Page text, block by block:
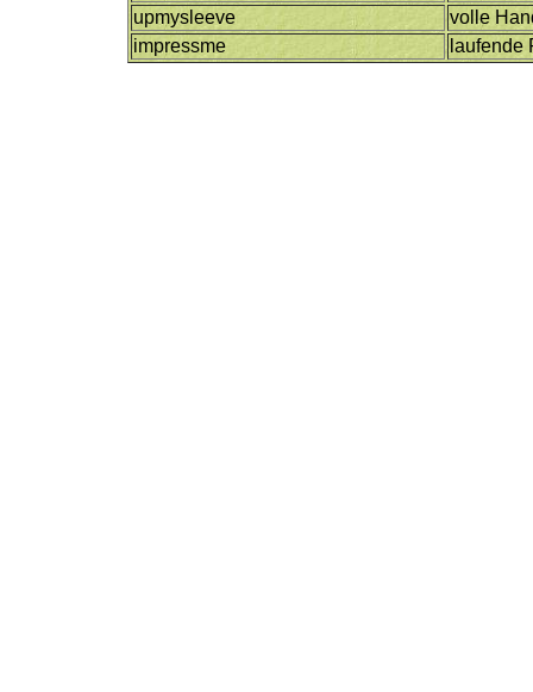
upmysleeve
volle
impressme
laufende